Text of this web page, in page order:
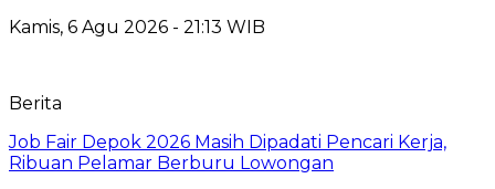
Kamis, 6 Agu 2026 - 21:13 WIB
Berita
Job Fair Depok 2026 Masih Dipadati Pencari Kerja,
Ribuan Pelamar Berburu Lowongan